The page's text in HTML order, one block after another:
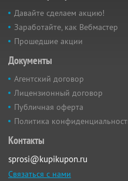
Давайте сделаем акцию!
Заработайте, как Вебмастер
Прошедшие акции
Документы
Агентский договор
Лицензионный договор
Публичная оферта
Политика
Контакты
sprosi@kupikupon.ru
Связаться с нами